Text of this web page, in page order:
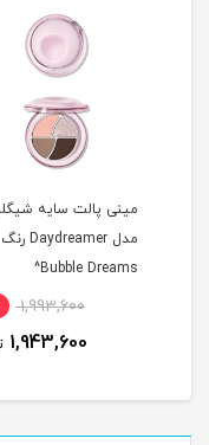
مینی پالت سایه
مدل Daydreamer رنگ
Bubble Dreams^
1,993,600
1,943,600